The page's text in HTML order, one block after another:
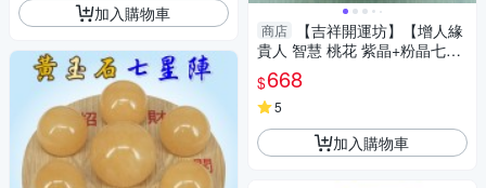
加入購物車
商店
【吉祥開運坊】【增人緣
貴人 智慧 桃花 紫晶+粉晶七星
陣 小型 附孟宗竹底盤】淨化 擇
日
$668
5
加入購物車